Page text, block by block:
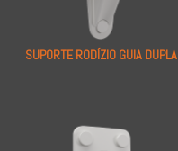
SUPORTE RODÍZIO GUIA DUPLA